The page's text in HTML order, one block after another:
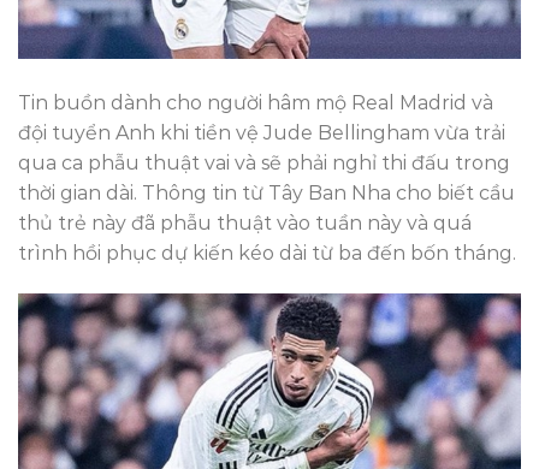
Tin buồn dành cho người hâm mộ Real Madrid và
đội tuyển Anh khi tiền vệ Jude Bellingham vừa trải
qua ca phẫu thuật vai và sẽ phải nghỉ thi đấu trong
thời gian dài. Thông tin từ Tây Ban Nha cho biết cầu
thủ trẻ này đã phẫu thuật vào tuần này và quá
trình hồi phục dự kiến kéo dài từ ba đến bốn tháng.